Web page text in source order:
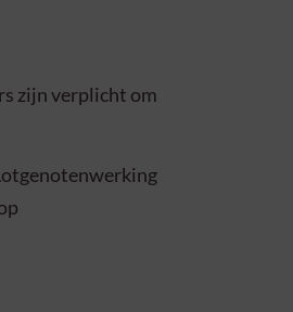
zijn verplicht om